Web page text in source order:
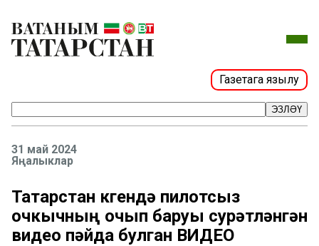
Газетага язылу
ЭЗЛӘҮ
31 май 2024
Яңалыклар
Татарстан күгендә пилотсыз
очкычның очып баруы сурәтләнгән
видео пәйда булган ВИДЕО